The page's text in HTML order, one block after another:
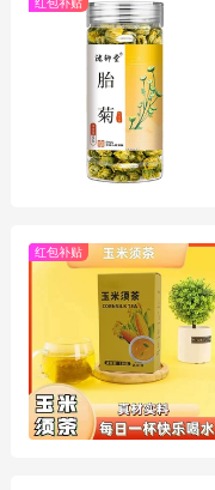
红包补贴
红包补贴